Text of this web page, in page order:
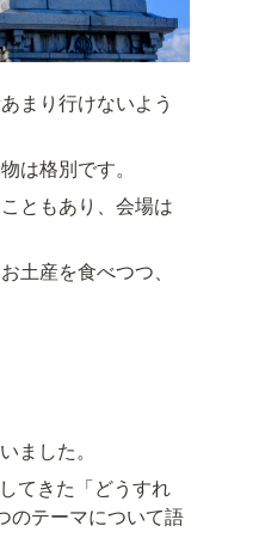
まり行けないよう
は格別です。
ともあり、会場は
土産を食べつつ、
ました。
てきた「どうすれ
のテーマについて語